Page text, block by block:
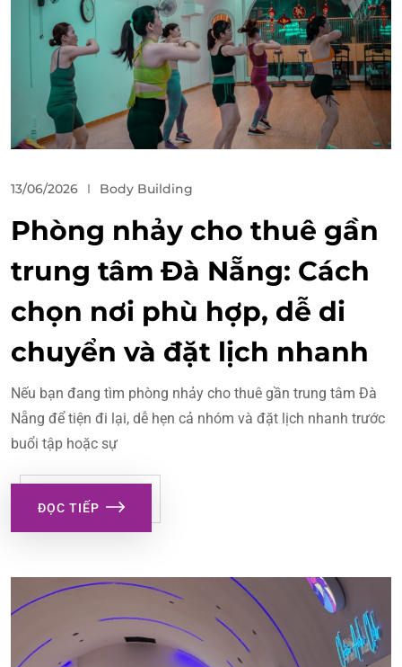
13/06/2026 Body Building
Phòng nhảy cho thuê gần
trung tâm Đà Nẵng: Cách
chọn nơi phù hợp, dễ di
chuyển và đặt lịch nhanh
Nếu bạn đang tìm phòng nhảy cho thuê gần trung tâm Đà
Nẵng để tiện đi lại, dễ hẹn cả nhóm và đặt lịch nhanh trước
buổi tập hoặc sự
ĐỌC TIẾP